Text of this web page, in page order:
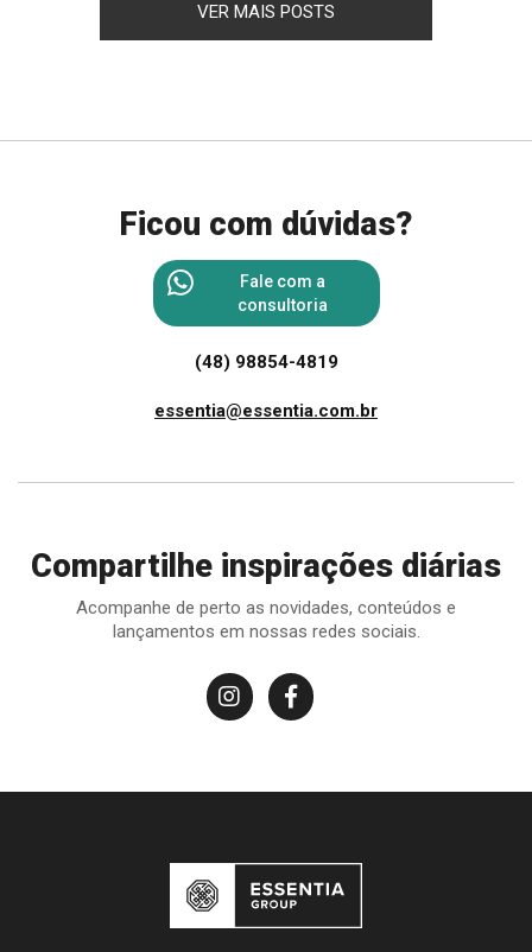
VER MAIS POSTS
Ficou com dúvidas?
Fale com a
consultoria
(48) 98854-4819
essentia@essentia.com.br
Compartilhe inspirações diárias
Acompanhe de perto as novidades, conteúdos e
lançamentos em nossas redes sociais.